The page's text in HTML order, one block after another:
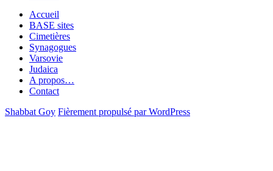
Accueil
BASE sites
Cimetières
Synagogues
Varsovie
Judaica
A propos…
Contact
Shabbat Goy Fièrement propulsé par WordPress